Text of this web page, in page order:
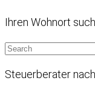
Ihren Wohnort
Steuerberater